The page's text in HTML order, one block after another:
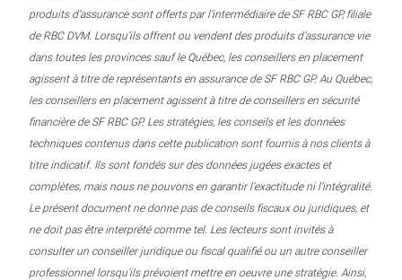
produits d’assurance sont offerts par l’intermédiaire de SF RBC GP, filiale
de RBC DVM. Lorsqu’ils offrent ou vendent des produits d’assurance vie
dans toutes les provinces sauf le Québec, les conseillers en placement
agissent à titre de représentants en assurance de SF RBC GP. Au Québec,
les conseillers en placement agissent à titre de conseillers en sécurité
financière de SF RBC GP. Les stratégies, les conseils et les données
techniques contenus dans cette publication sont fournis à nos clients à
titre indicatif. Ils sont fondés sur des données jugées exactes et
complètes, mais nous ne pouvons en garantir l’exactitude ni l’intégralité.
Le présent document ne donne pas de conseils fiscaux ou juridiques, et
ne doit pas être interprété comme tel. Les lecteurs sont invités à
consulter un conseiller juridique ou fiscal qualifié ou un autre conseiller
professionnel lorsqu’ils prévoient mettre en oeuvre une stratégie. Ainsi,